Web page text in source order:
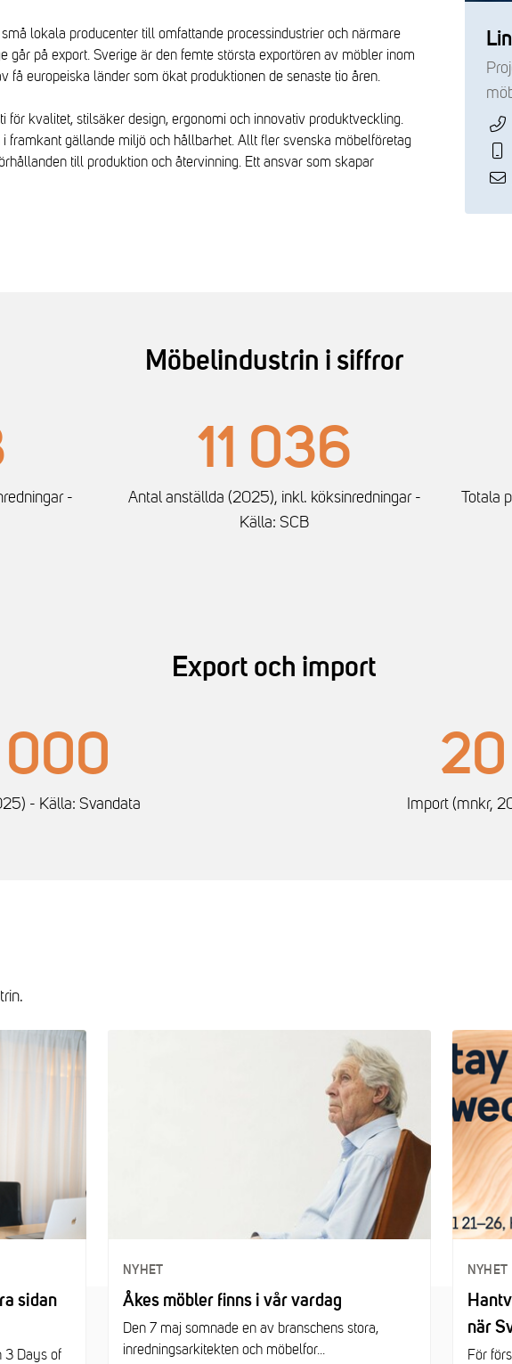
lokala producenter till omfattande processindustrier och närmare
går på export. Sverige är den femte största exportören av möbler inom
få europeiska länder som ökat produktionen de senaste tio åren.
för kvalitet, stilsäker design, ergonomi och innovativ produktveckling.
framkant gällande miljö och hållbarhet. Allt fler svenska möbelföretag
till produktion och återvinning. Ett ansvar som skapar
Möbelindustrin i siffror
-
11 036
Antal anställda (2025), inkl. köksinredningar -
Källa: SCB
Totala
Export och import
- Källa: Svandata Import (mnkr,
sidan
3 Days of
NYHET
Åkes möbler finns i vår vardag
Den 7 maj somnade en av branschens stora,
inredningsarkitekten och möbelfor...
NYHET
när
2026
För